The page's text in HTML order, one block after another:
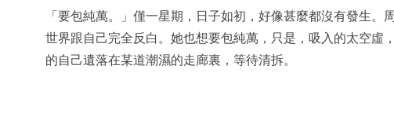
「要包純萬。」僅一星期，日子如初，好像甚麼都沒有發生
世界跟自己完全反白。她也想要包純萬，只是，吸入的太空
的自己遺落在某道潮濕的走廊裏，等待清拆。